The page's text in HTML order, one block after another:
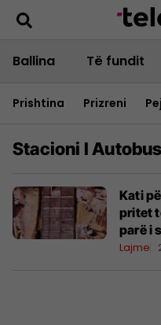
Ballina Të fundit
Prishtina Prizreni
Stacioni I
Kati
pritet
parë i
Gjilan
Lajme